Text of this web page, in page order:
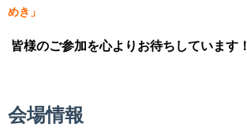
めき」
皆様のご参加を心よりお待ちしています！
会場情報